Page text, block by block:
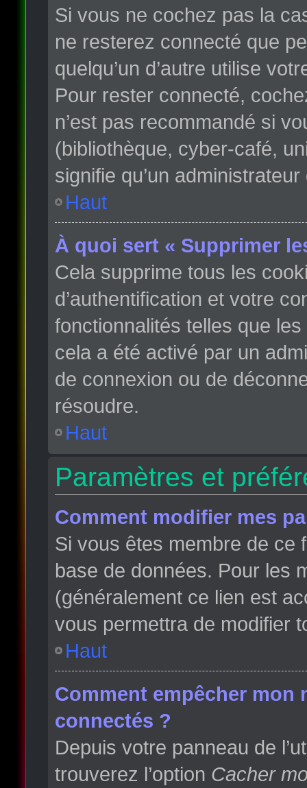
Si vous ne cochez pas la
ne resterez connecté que
quelqu’un d’autre utilise
Pour rester connecté,
n’est pas recommandé si
(bibliothèque, cyber-café,
signifie qu’un
Haut
À quoi sert « Supprimer
Cela supprime tous les
d’authentification et votre
fonctionnalités telles que
cela a été activé par un
de connexion ou de
résoudre.
Haut
Paramètres et
Comment modifier mes
Si vous êtes membre de ce
base de données. Pour les
(généralement ce lien est
vous permettra de modifier
Haut
Comment empêcher mon
connectés ?
Depuis votre panneau de
trouverez l’option Cacher